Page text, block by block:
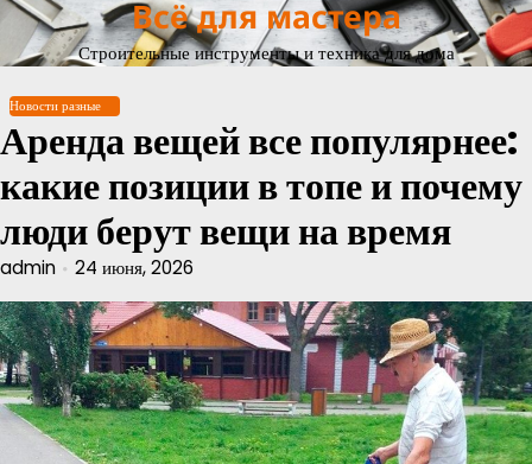
Перейти
содержимому
Всё для мастера
Строительные инструменты и техника для дома
Новости разные
Аренда вещей все популярнее:
какие позиции в топе и почему
люди берут вещи на время
admin 24 июня, 2026